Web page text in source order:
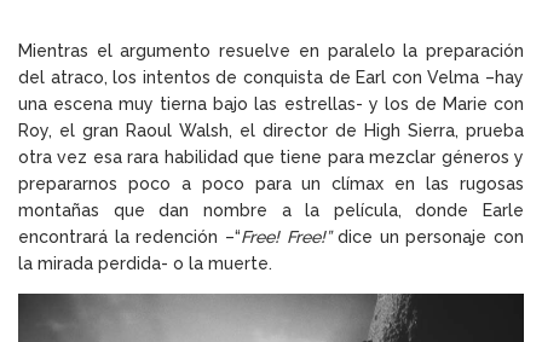
Mientras el argumento resuelve en paralelo la preparación
del atraco, los intentos de conquista de Earl con Velma –hay
una escena muy tierna bajo las estrellas- y los de Marie con
Roy, el gran Raoul Walsh, el director de High Sierra, prueba
otra vez esa rara habilidad que tiene para mezclar géneros y
prepararnos poco a poco para un clímax en las rugosas
montañas que dan nombre a la película, donde Earle
encontrará la redención –“Free! Free!”dice un personaje con
la mirada perdida- o la muerte.